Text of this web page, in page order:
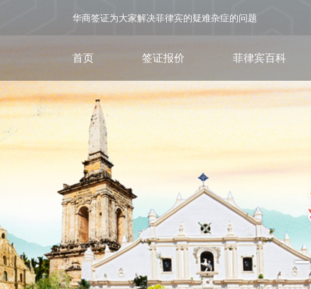
华商签证为大家解决菲律宾的疑难杂症的问题
首页 签证报价 菲律宾百科